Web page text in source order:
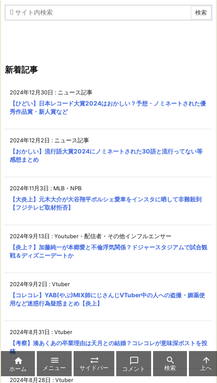
新着記事
2024年12月30日 : ニュース記事
【ひどい】日本レコード大賞2024はおかしい？予想・ノミネートされた優
秀作品賞・新人賞など
2024年12月2日 : ニュース記事
【おかしい】流行語大賞2024にノミネートされた30語と流行ってない等
感想まとめ
2024年11月3日 : MLB・NPB
【大炎上】元木大介が大谷翔平ポルシェ愛車をインスタに晒して非難殺到
【フジテレビ取材拒否】
2024年9月13日 : Youtuber・配信者・その他インフルエンサー
【炎上？】加藤純一が本郷愛と不倫浮気関係？ドジャースタジアムで試合観
戦＆ディズニーデートか
2024年9月2日 : Vtuber
【コレコレ】YAB(やぶ)MIX師にじさんじVTuber中の人への盗撮・媚薬使
用など迷惑行為疑惑まとめ【炎上】
2024年8月31日 : Vtuber
【考察】湊あくあの卒業理由は天月との結婚？コレコレが意味深ポストを投
稿
2024年8月28日 : Vtuber

ホーム

メニュー

サイドバー

コメント

検索

上へ